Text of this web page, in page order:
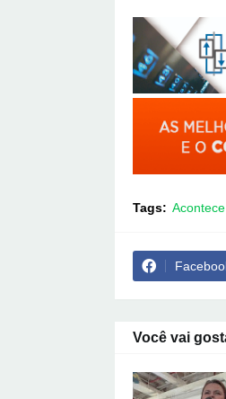
Tags:
Você vai